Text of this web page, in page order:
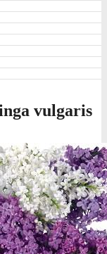
vulgaris